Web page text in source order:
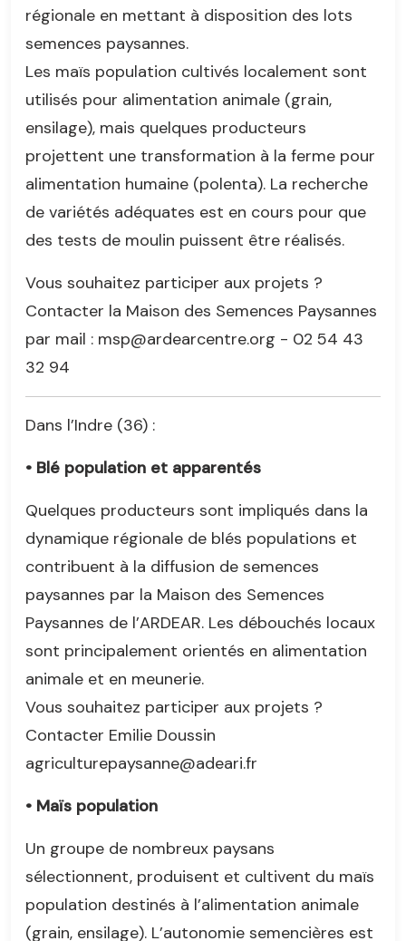
régionale en mettant à disposition des lots
semences paysannes.
Les maïs population cultivés localement sont
utilisés pour alimentation animale (grain,
ensilage), mais quelques producteurs
projettent une transformation à la ferme pour
alimentation humaine (polenta). La recherche
de variétés adéquates est en cours pour que
des tests de moulin puissent être réalisés.
Vous souhaitez participer aux projets ?
Contacter la Maison des Semences Paysannes
par mail : msp@ardearcentre.org - 02 54 43
32 94
Dans l’Indre (36) :
• Blé population et apparentés
Quelques producteurs sont impliqués dans la
dynamique régionale de blés populations et
contribuent à la diffusion de semences
paysannes par la Maison des Semences
Paysannes de l’ARDEAR. Les débouchés locaux
sont principalement orientés en alimentation
animale et en meunerie.
Vous souhaitez participer aux projets ?
Contacter Emilie Doussin
agriculturepaysanne@adeari.fr
• Maïs population
Un groupe de nombreux paysans
sélectionnent, produisent et cultivent du maïs
population destinés à l’alimentation animale
(grain, ensilage). L’autonomie semencières est